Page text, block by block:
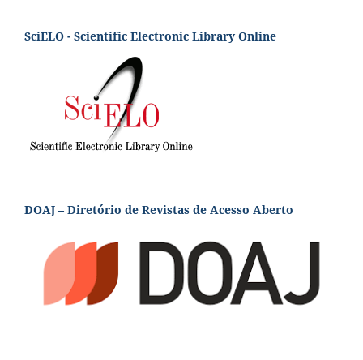
SciELO - Scientific Electronic Library Online
DOAJ – Diretório de Revistas de Acesso Aberto